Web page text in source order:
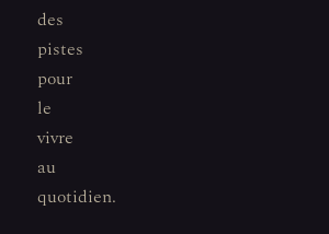
des
pistes
pour
le
vivre
au
quotidien.